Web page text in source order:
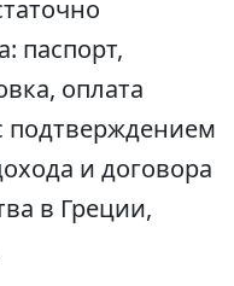
паспорт,
оплата
подтверждением
и договора
в Греции,